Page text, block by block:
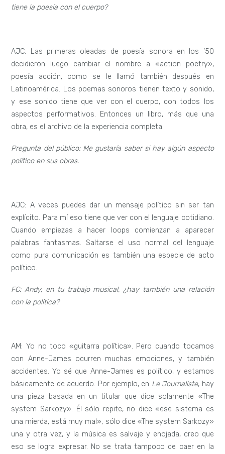
tiene la poesía con el cuerpo?
AJC: Las primeras oleadas de poesía sonora en los ’50
decidieron luego cambiar el nombre a «action poetry»,
poesía acción, como se le llamó también después en
Latinoamérica. Los poemas sonoros tienen texto y sonido,
y ese sonido tiene que ver con el cuerpo, con todos los
aspectos performativos. Entonces un libro, más que una
obra, es el archivo de la experiencia completa.
Pregunta del público: Me gustaría saber si hay algún aspecto
político en sus obras.
AJC: A veces puedes dar un mensaje político sin ser tan
explícito. Para mí eso tiene que ver con el lenguaje cotidiano.
Cuando empiezas a hacer loops comienzan a aparecer
palabras fantasmas. Saltarse el uso normal del lenguaje
como pura comunicación es también una especie de acto
político.
FC: Andy, en tu trabajo musical, ¿hay también una relación
con la política?
AM: Yo no toco «guitarra política». Pero cuando tocamos
con Anne-James ocurren muchas emociones, y también
accidentes. Yo sé que Anne-James es político, y estamos
básicamente de acuerdo. Por ejemplo, en Le Journaliste, hay
una pieza basada en un titular que dice solamente «The
system Sarkozy». Él sólo repite, no dice «ese sistema es
una mierda, está muy mal», sólo dice «The system Sarkozy»
una y otra vez, y la música es salvaje y enojada, creo que
eso se logra expresar. No se trata tampoco de caer en la